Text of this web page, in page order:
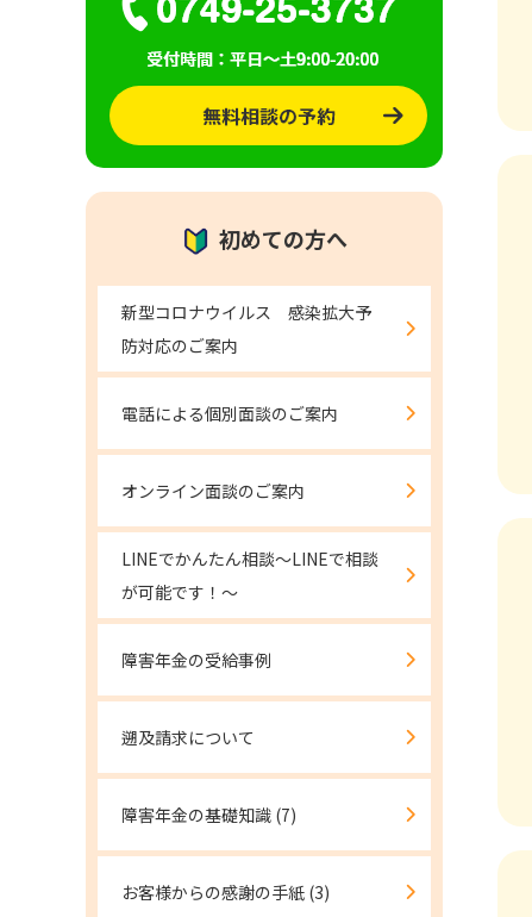
初めての方へ
新型コロナウイルス 感染拡大予
防対応のご案内
電話による個別面談のご案内
オンライン面談のご案内
LINEでかんたん相談～LINEで相談
が可能です！～
障害年金の受給事例
遡及請求について
障害年金の基礎知識 (7)
お客様からの感謝の手紙 (3)